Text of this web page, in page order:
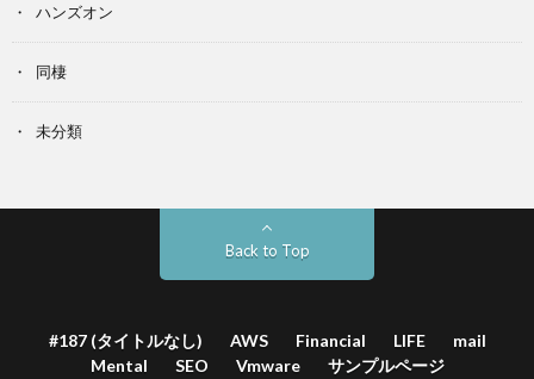
ハンズオン
同棲
未分類
Back to Top
#187 (タイトルなし) AWS Financial LIFE
mail
Mental
SEO Vmware サンプルページ